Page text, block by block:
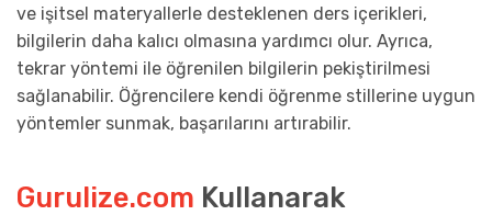
ve işitsel materyallerle desteklenen ders içerikleri,
bilgilerin daha kalıcı olmasına yardımcı olur. Ayrıca,
tekrar yöntemi ile öğrenilen bilgilerin pekiştirilmesi
sağlanabilir. Öğrencilere kendi öğrenme stillerine uygun
yöntemler sunmak, başarılarını artırabilir.
Gurulize.com Kullanarak